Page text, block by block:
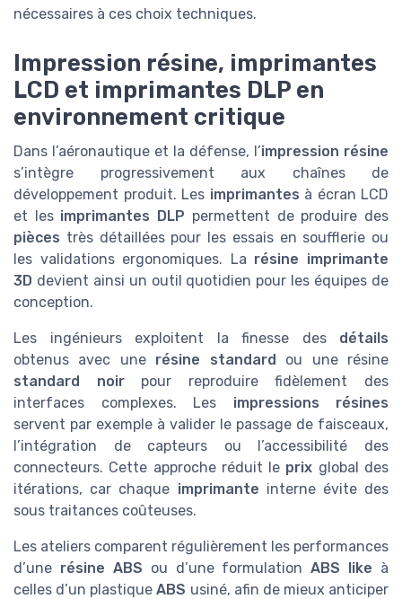
nécessaires à ces choix techniques.
Impression résine, imprimantes
LCD et imprimantes DLP en
environnement critique
Dans l’aéronautique et la défense, l’impression résine
s’intègre progressivement aux chaînes de
développement produit. Les imprimantes à écran LCD
et les imprimantes DLP permettent de produire des
pièces très détaillées pour les essais en soufflerie ou
les validations ergonomiques. La résine imprimante
3D devient ainsi un outil quotidien pour les équipes de
conception.
Les ingénieurs exploitent la finesse des détails
obtenus avec une résine standard ou une résine
standard noirpour reproduire fidèlement des
interfaces complexes. Les impressions résines
servent par exemple à valider le passage de faisceaux,
l’intégration de capteurs ou l’accessibilité des
connecteurs. Cette approche réduit le prix global des
itérations, car chaque imprimante interne évite des
sous traitances coûteuses.
Les ateliers comparent régulièrement les performances
d’une résine ABS ou d’une formulationABS like à
celles d’un plastiqueABS usiné, afin de mieux anticiper